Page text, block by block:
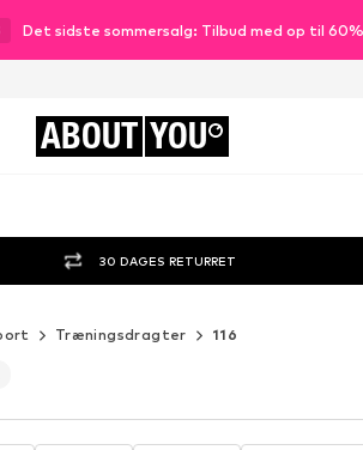
Det sidste sommersalg: Tilbud med op til
ABOUT YOU
30 DAGES RETURRET
Træningsdragter 116